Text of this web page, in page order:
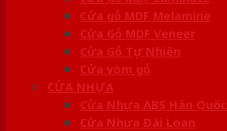
Cửa gỗ MDF Melamine
Cửa Gỗ MDF Veneer
Cửa Gỗ Tự Nhiên
Cửa vòm gỗ
CỬA NHỰA
Cửa Nhựa ABS Hàn Quốc
Cửa Nhựa Đài Loan